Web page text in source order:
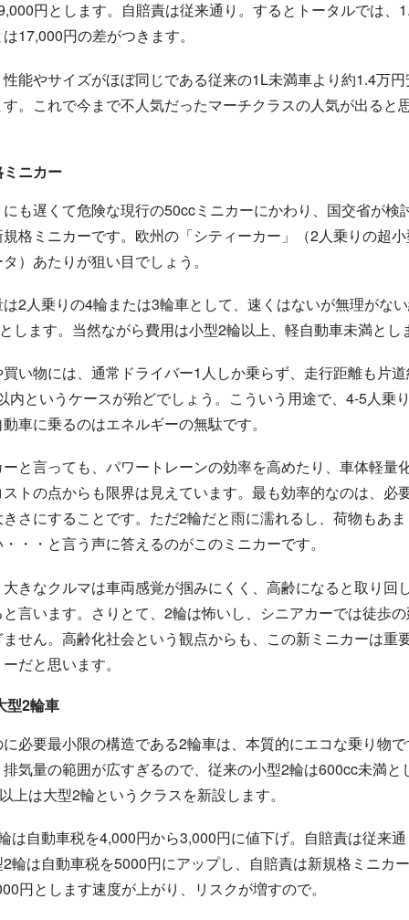
円とします。自賠責は従来通り。するとトータルでは、
17,000円の差がつきます。
能やサイズがほぼ同じである従来の1L未満車より約1.4万
。これで今まで不人気だったマーチクラスの人気が出ると
ニカー
も遅くて危険な現行の50ccミニカーにかわり、国交省が検
格ミニカーです。欧州の「シティーカー」（2人乗りの超
）あたりが狙い目でしょう。
2人乗りの4輪または3輪車として、速くはないが無理がな
します。当然ながら費用は小型2輪以上、軽自動車未満とし
い物には、通常ドライバー1人しか乗らず、走行距離も片
内というケースが殆どでしょう。こういう用途で、4-5人乗
車に乗るのはエネルギーの無駄です。
と言っても、パワートレーンの効率を高めたり、車体軽量
トの点からも限界は見えています。最も効率的なのは、必
さにすることです。ただ2輪だと雨に濡れるし、荷物もあ
・・と言う声に答えるのがこのミニカーです。
きなクルマは車両感覚が掴みにくく、高齢になると取り回
言います。さりとて、2輪は怖いし、シニアカーでは徒歩
せん。高齢化社会という観点からも、この新ミニカーは重
だと思います。
型2輪車
必要最小限の構造である2輪車は、本質的にエコな乗り物
気量の範囲が広すぎるので、従来の小型2輪は600cc未満と
上は大型2輪というクラスを新設します。
は自動車税を4,000円から3,000円に値下げ。自賠責は従来
輪は自動車税を5000円にアップし、自賠責は新規格ミニカ
円とします速 度が上が り 、 リ ス クが増 す の で
速度が上がり、リス クが増
すので
。